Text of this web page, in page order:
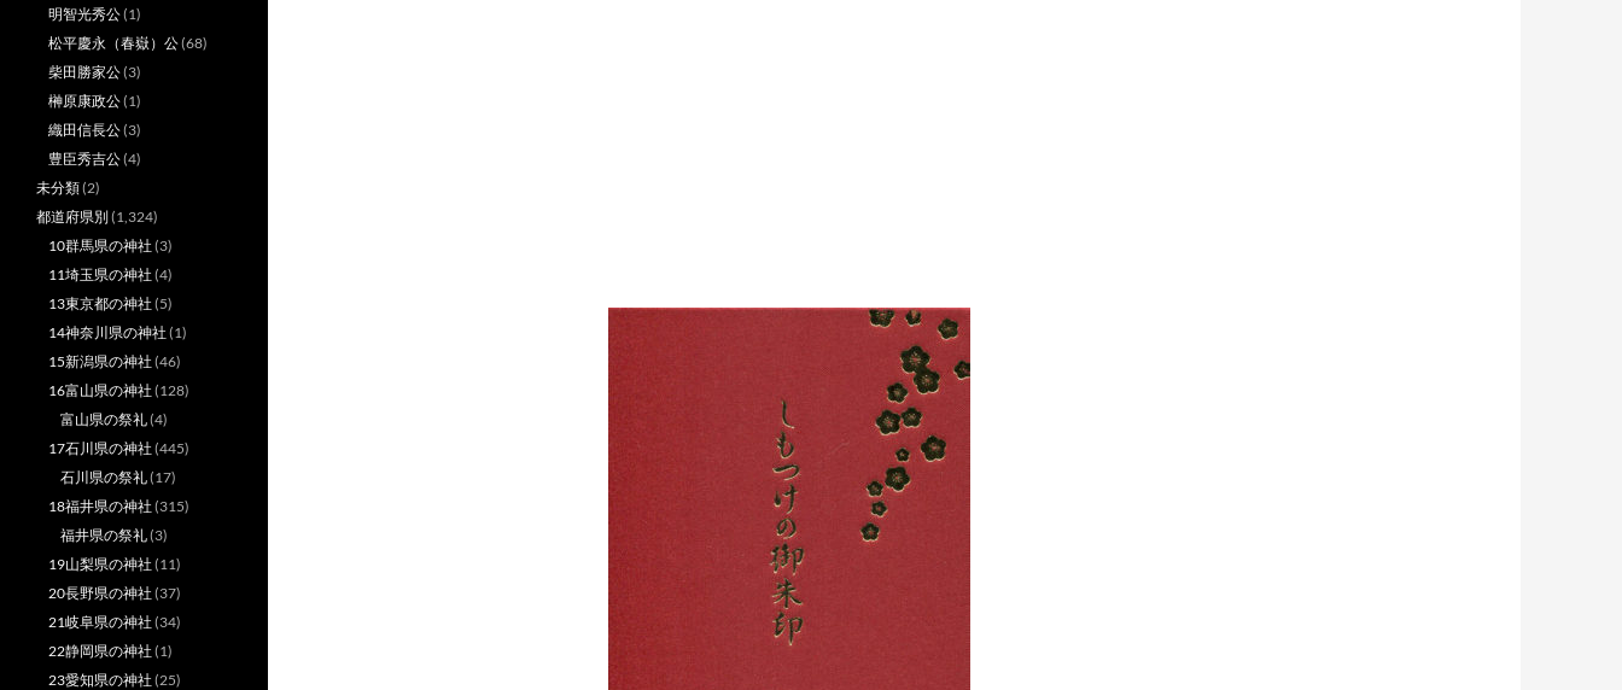
明智光秀公(1)
松平慶永（春嶽）公(68)
柴田勝家公(3)
榊原康政公(1)
織田信長公(3)
豊臣秀吉公(4)
未分類(2)
都道府県別 (1,324)
10群馬県の神社 (3)
11埼玉県の神社 (4)
13東京都の神社 (5)
14神奈川県の神社 (1)
15新潟県の神社 (46)
16富山県の神社 (128)
富山県の祭礼(4)
17石川県の神社 (445)
石川県の祭礼(17)
18福井県の神社 (315)
福井県の祭礼(3)
19山梨県の神社 (11)
20長野県の神社 (37)
21岐阜県の神社 (34)
22静岡県の神社 (1)
23愛知県の神社 (25)